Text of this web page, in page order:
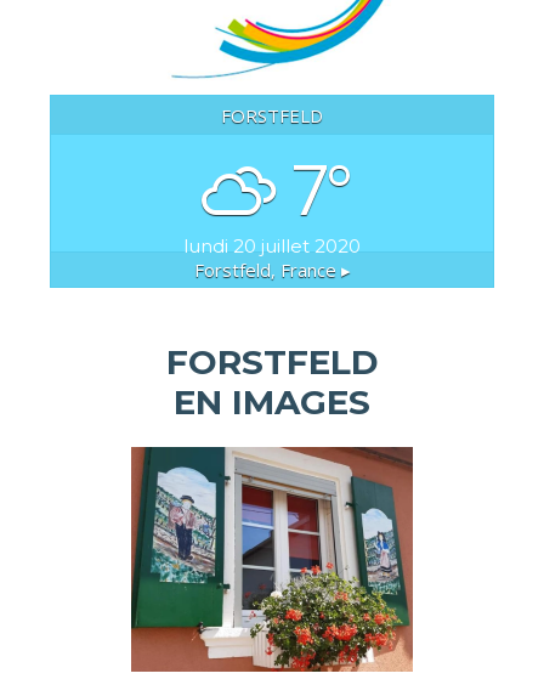
FORSTFELD
7°
Forstfeld, France ▸
lundi 20 juillet 2020
FORSTFELD
EN IMAGES